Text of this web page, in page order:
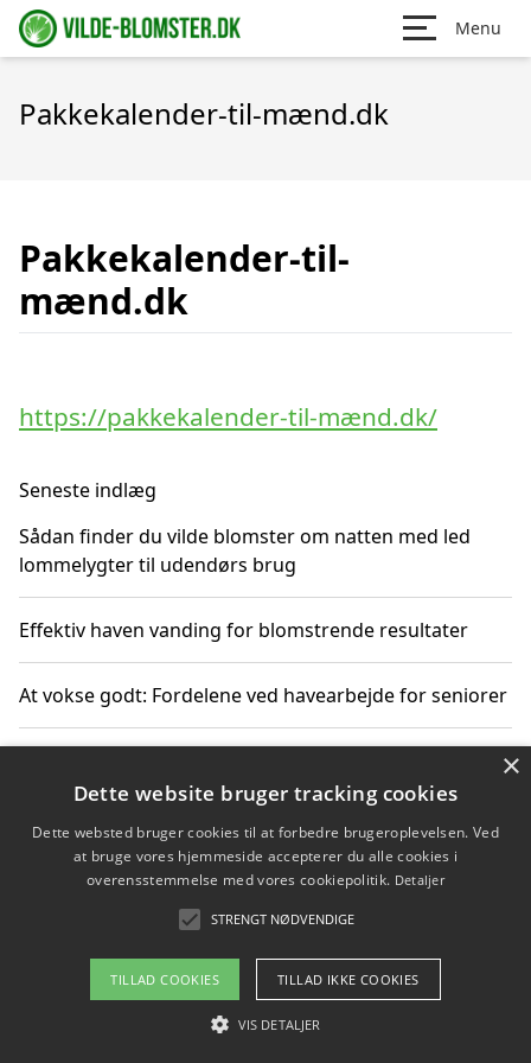
Menu
Pakkekalender-til-mænd.dk
Pakkekalender-til-
mænd.dk
https://pakkekalender-til-mænd.dk/
Seneste indlæg
Sådan finder du vilde blomster om natten med led
lommelygter til udendørs brug
Effektiv haven vanding for blomstrende resultater
At vokse godt: Fordelene ved havearbejde for seniorer
landskabsprojekter
Gør haven til et frirum for familien og naturen
Copyright 2026 - Pilanto Aps
Om / kontakt
Blog Betingelser
×
Dette website bruger tracking cookies
Dette websted bruger cookies til at forbedre brugeroplevelsen. Ved
at bruge vores hjemmeside accepterer du alle cookies i
overensstemmelse med vores cookiepolitik. Detaljer
STRENGT NØDVENDIGE
TILLAD COOKIES TILLAD IKKE COOKIES
VIS DETALJER